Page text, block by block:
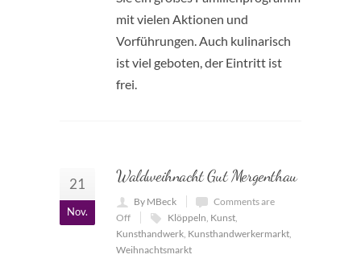
mit vielen Aktionen und
Vorführungen. Auch kulinarisch
ist viel geboten, der Eintritt ist
frei.
21
Nov.
Waldweihnacht Gut Mergenthau
By MBeck
Comments are
Off
Klöppeln, Kunst,
Kunsthandwerk, Kunsthandwerkermarkt,
Weihnachtsmarkt